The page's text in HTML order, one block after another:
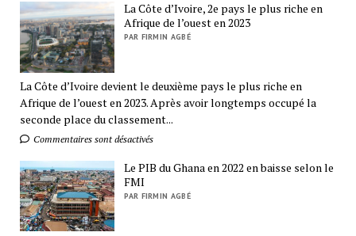
La Côte d’Ivoire, 2e pays le plus riche en
Afrique de l’ouest en 2023
PAR FIRMIN AGBÉ
La Côte d’Ivoire devient le deuxième pays le plus riche en
Afrique de l’ouest en 2023. Après avoir longtemps occupé la
seconde place du classement...
Commentaires sont désactivés
Le PIB du Ghana en 2022 en baisse selon le
FMI
PAR FIRMIN AGBÉ